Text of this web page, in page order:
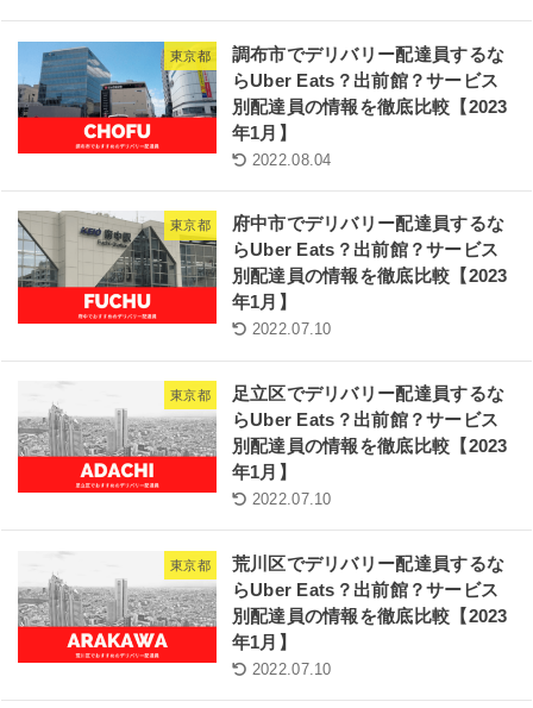
東京都
調布市でデリバリー配達員するな
らUber Eats？出前館？サービス
別配達員の情報を徹底比較【2023
年1月】
2022.08.04
東京都
府中市でデリバリー配達員するな
らUber Eats？出前館？サービス
別配達員の情報を徹底比較【2023
年1月】
2022.07.10
東京都
足立区でデリバリー配達員するな
らUber Eats？出前館？サービス
別配達員の情報を徹底比較【2023
年1月】
2022.07.10
東京都
荒川区でデリバリー配達員するな
らUber Eats？出前館？サービス
別配達員の情報を徹底比較【2023
年1月】
2022.07.10